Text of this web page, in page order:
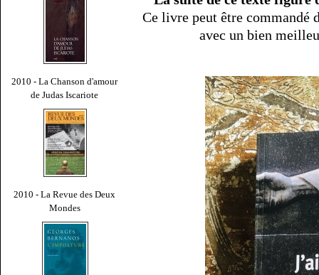
2010 - La Chanson d'amour
de Judas Iscariote
2010 - La Revue des Deux
Mondes
Ce livre peut être commandé
avec un bien